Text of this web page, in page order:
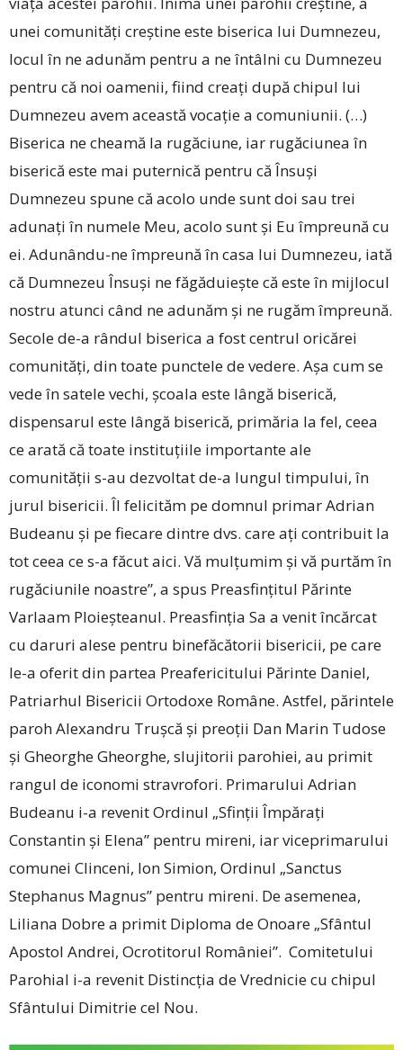
unei comunități creștine este biserica lui Dumnezeu,
locul în ne adunăm pentru a ne întâlni cu Dumnezeu
pentru că noi oamenii, fiind creați după chipul lui
Dumnezeu avem această vocație a comuniunii. (…)
Biserica ne cheamă la rugăciune, iar rugăciunea în
biserică este mai puternică pentru că Însuși
Dumnezeu spune că acolo unde sunt doi sau trei
adunați în numele Meu, acolo sunt și Eu împreună cu
ei. Adunându-ne împreună în casa lui Dumnezeu, iată
că Dumnezeu Însuși ne făgăduiește că este în mijlocul
nostru atunci când ne adunăm și ne rugăm împreună.
Secole de-a rândul biserica a fost centrul oricărei
comunități, din toate punctele de vedere. Așa cum se
vede în satele vechi, școala este lângă biserică,
dispensarul este lângă biserică, primăria la fel, ceea
ce arată că toate instituțiile importante ale
comunității s-au dezvoltat de-a lungul timpului, în
jurul bisericii. Îl felicităm pe domnul primar Adrian
Budeanu și pe fiecare dintre dvs. care ați contribuit la
tot ceea ce s-a făcut aici. Vă mulțumim și vă purtăm în
rugăciunile noastre”, a spus Preasfințitul Părinte
Varlaam Ploieșteanul. Preasfinția Sa a venit încărcat
cu daruri alese pentru binefăcătorii bisericii, pe care
le-a oferit din partea Preafericitului Părinte Daniel,
Patriarhul Bisericii Ortodoxe Române. Astfel, părintele
paroh Alexandru Trușcă și preoții Dan Marin Tudose
și ­Gheorghe Gheorghe, slujitorii parohiei, au primit
rangul de iconomi stravrofori. Primarului Adrian
Budeanu i-a revenit Ordinul „Sfinții Împărați
Constantin și Elena” pentru mireni, iar viceprimarului
comunei Clinceni, Ion Simion, Ordinul „Sanctus
Stephanus Magnus” pentru mireni. De asemenea,
Liliana Dobre a primit Diploma de Onoare „Sfântul
Apostol Andrei, Ocrotitorul României”. Comitetului
Parohial i-a revenit Distincția de Vrednicie cu chipul
Sfântului Dimitrie cel Nou.